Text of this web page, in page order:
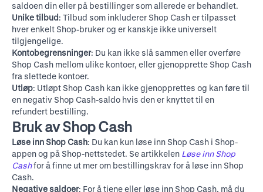
saldoen din eller på bestillinger som allerede er behandlet.
Unike tilbud: Tilbud som inkluderer Shop Cash er tilpasset
hver enkelt Shop-bruker og er kanskje ikke universelt
tilgjengelige.
Kontobegrensninger: Du kan ikke slå sammen eller overføre
Shop Cash mellom ulike kontoer, eller gjenopprette Shop Cash
fra slettede kontoer.
Utløp: Utløpt Shop Cash kan ikke gjenopprettes og kan føre til
en negativ Shop Cash-saldo hvis den er knyttet til en
refundert bestilling.
Bruk av Shop Cash
Løse inn Shop Cash: Du kan kun løse inn Shop Cash i Shop-
appen og på Shop-nettstedet. Se artikkelen Løse inn Shop
Cashfor å finne ut mer om bestillingskrav for å løse inn Shop
Cash.
Negative saldoer: For å tjene eller løse inn Shop Cash, må du